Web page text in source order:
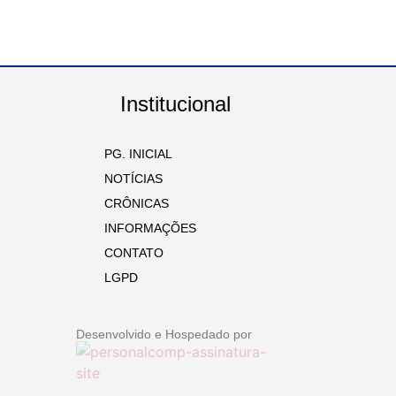
Institucional
PG. INICIAL
NOTÍCIAS
CRÔNICAS
INFORMAÇÕES
CONTATO
LGPD
Desenvolvido e Hospedado por